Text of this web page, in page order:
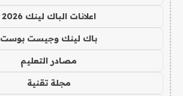
اعلانات الباك لينك 2026
باك لينك وجيست بوست
مصادر التعليم
مجلة تقنية